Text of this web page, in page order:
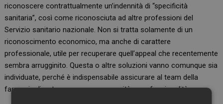
riconoscere contrattualmente un’indennità di “specificità
sanitaria”, così come riconosciuta ad altre professioni del
Servizio sanitario nazionale. Non si tratta solamente di un
riconoscimento economico, ma anche di carattere
professionale, utile per recuperare quell’appeal che recentemente
sembra arrugginito. Questa o altre soluzioni vanno comunque sia
individuate, perché è indispensabile assicurare al team della
farmacia di poter operare con serenità e professionalità.